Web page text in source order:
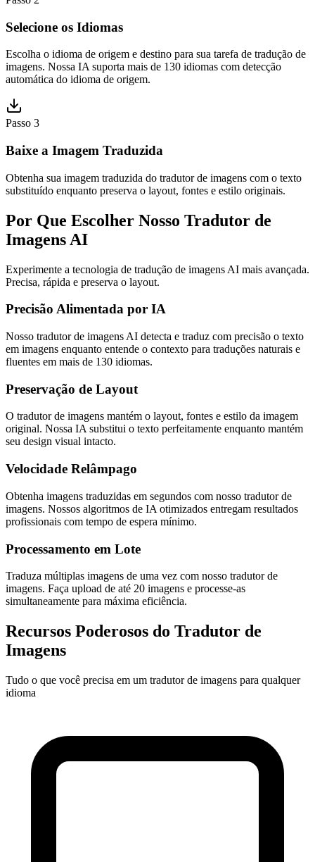
Selecione os Idiomas
Escolha o idioma de origem e destino para sua tarefa de tradução de
imagens. Nossa IA suporta mais de 130 idiomas com detecção
automática do idioma de origem.
Passo 3
Baixe a Imagem Traduzida
Obtenha sua imagem traduzida do tradutor de imagens com o texto
substituído enquanto preserva o layout, fontes e estilo originais.
Por Que Escolher Nosso Tradutor de
Imagens AI
Experimente a tecnologia de tradução de imagens AI mais avançada.
Precisa, rápida e preserva o layout.
Precisão Alimentada por IA
Nosso tradutor de imagens AI detecta e traduz com precisão o texto
em imagens enquanto entende o contexto para traduções naturais e
fluentes em mais de 130 idiomas.
Preservação de Layout
O tradutor de imagens mantém o layout, fontes e estilo da imagem
original. Nossa IA substitui o texto perfeitamente enquanto mantém
seu design visual intacto.
Velocidade Relâmpago
Obtenha imagens traduzidas em segundos com nosso tradutor de
imagens. Nossos algoritmos de IA otimizados entregam resultados
profissionais com tempo de espera mínimo.
Processamento em Lote
Traduza múltiplas imagens de uma vez com nosso tradutor de
imagens. Faça upload de até 20 imagens e processe-as
simultaneamente para máxima eficiência.
Recursos Poderosos do Tradutor de
Imagens
Tudo o que você precisa em um tradutor de imagens para qualquer
idioma